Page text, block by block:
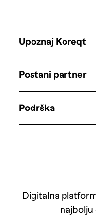
Digitalna
najbolju
Upoznaj Koreqt
Postani partner
Podrška